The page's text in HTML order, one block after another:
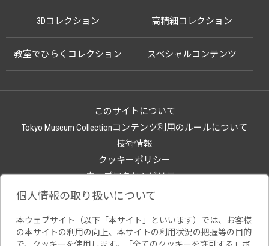
3Dコレクション 高精細コレクション
教室でひらくコレクション スペシャルコンテンツ
このサイトについて
Tokyo Museum Collectionコンテンツ利用のルールについて
技術情報
クッキーポリシー
ウェブアクセシビリティ
関連サイト
個人情報の取り扱いについて
本ウェブサイト（以下「本サイト」といいます）では、お客様
の本サイトの利用の向上、本サイトの利用状況の把握等の目的